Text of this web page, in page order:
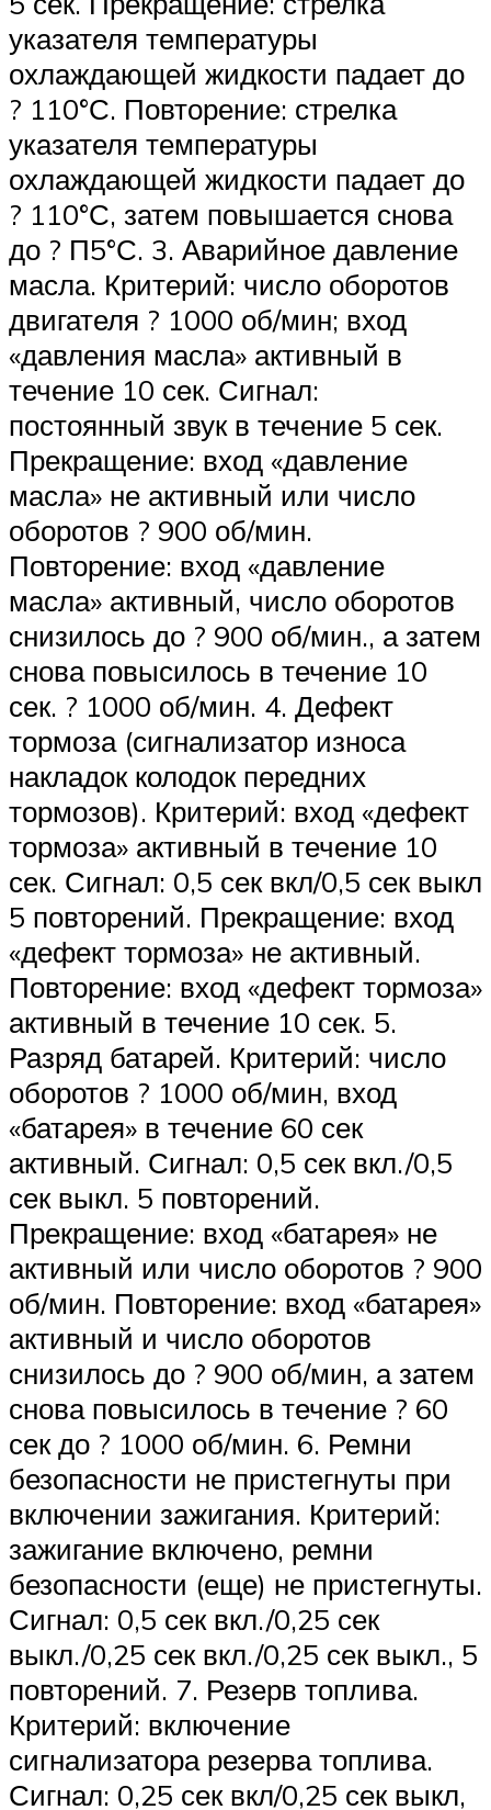
указателя температуры
охлаждающей жидкости падает до
? 110°С. Повторение: стрелка
указателя температуры
охлаждающей жидкости падает до
? 110°С, затем повышается снова
до ? П5°С. 3. Аварийное давление
масла. Критерий: число оборотов
двигателя ? 1000 об/мин; вход
«давления масла» активный в
течение 10 сек. Сигнал:
постоянный звук в течение 5 сек.
Прекращение: вход «давление
масла» не активный или число
оборотов ? 900 об/мин.
Повторение: вход «давление
масла» активный, число оборотов
снизилось до ? 900 об/мин., а затем
снова повысилось в течение 10
сек. ? 1000 об/мин. 4. Дефект
тормоза (сигнализатор износа
накладок колодок передних
тормозов). Критерий: вход «дефект
тормоза» активный в течение 10
сек. Сигнал: 0,5 сек вкл/0,5 сек выкл
5 повторений. Прекращение: вход
«дефект тормоза» не активный.
Повторение: вход «дефект тормоза»
активный в течение 10 сек. 5.
Разряд батарей. Критерий: число
оборотов ? 1000 об/мин, вход
«батарея» в течение 60 сек
активный. Сигнал: 0,5 сек вкл./0,5
сек выкл. 5 повторений.
Прекращение: вход «батарея» не
активный или число оборотов ? 900
об/мин. Повторение: вход «батарея»
активный и число оборотов
снизилось до ? 900 об/мин, а затем
снова повысилось в течение ? 60
сек до ? 1000 об/мин. 6. Ремни
безопасности не пристегнуты при
включении зажигания. Критерий:
зажигание включено, ремни
безопасности (еще) не пристегнуты.
Сигнал: 0,5 сек вкл./0,25 сек
выкл./0,25 сек вкл./0,25 сек выкл., 5
повторений. 7. Резерв топлива.
Критерий: включение
сигнализатора резерва топлива.
Сигнал: 0,25 сек вкл/0,25 сек выкл,